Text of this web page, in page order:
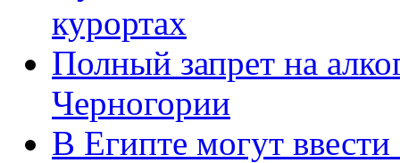
курортах
Полный запрет на
Черногории
В Египте могут